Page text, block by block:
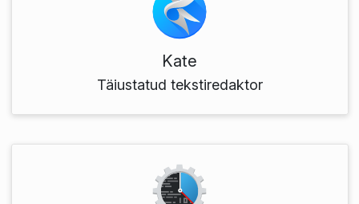
Kate
Täiustatud tekstiredaktor